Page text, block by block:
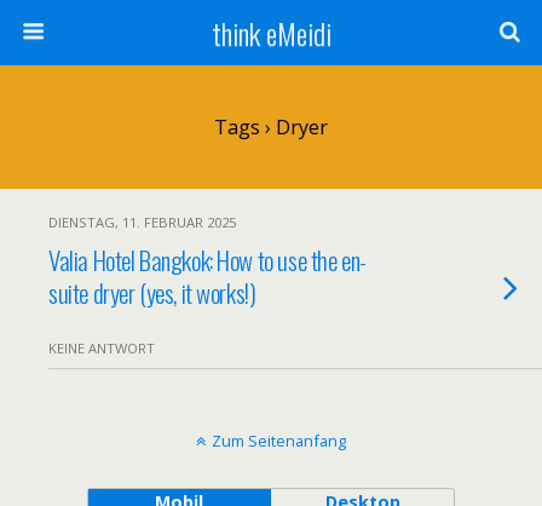
think eMeidi
Tags › Dryer
DIENSTAG, 11. FEBRUAR 2025
Valia Hotel Bangkok: How to use the en-
suite dryer (yes, it works!)
KEINE ANTWORT
Zum Seitenanfang